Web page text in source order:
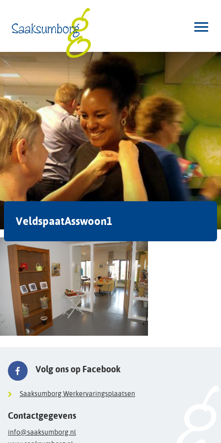
VeldspaatAsswoon1
Volg ons op Facebook
Saaksumborg Werkervaringsplaatsen
Contactgegevens
info@saaksumborg.nl